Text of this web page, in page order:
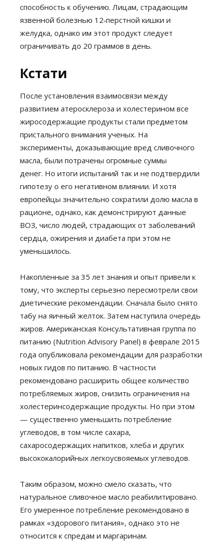
способность к обучению. Лицам, страдающим
язвенной болезнью 12‑перстной кишки и
желудка, однако им этот продукт следует
ограничивать до 20 граммов в день.
Кстати
После установления взаимосвязи между
развитием атеросклероза и холестерином все
жиросодержащие продукты стали предметом
пристального внимания ученых. На
эксперименты, доказывающие вред сливочного
масла, были потрачены огромные суммы
денег. Но итоги испытаний так и не подтвердили
гипотезу о его негативном влиянии. И хотя
европейцы значительно сократили долю масла в
рационе, однако, как демонстрируют данные
ВОЗ, число людей, страдающих от заболеваний
сердца, ожирения и диабета при этом не
уменьшилось.
Накопленные за 35 лет знания и опыт привели к
тому, что эксперты серьезно пересмотрели свои
диетические рекомендации. Сначала было снято
табу на яичный желток. Затем наступила очередь
жиров. Американская Консультативная группа по
питанию (Nutrition Advisory Panel) в феврале 2015
года опубликовала рекомендации для разработки
новых гидов по питанию. В частности
рекомендовано расширить общее количество
потребляемых жиров, снизить ограничения на
холестеринсодержащие продукты. Но при этом
— существенно уменьшить потребление
углеводов, в том числе сахара,
сахаросодержащих напитков, хлеба и других
высококалорийных легкоусвояемых углеводов.
Таким образом, можно смело сказать, что
натуральное сливочное масло реабилитировано.
Его умеренное потребление рекомендовано в
рамках «здорового питания», однако это не
относится к спредам и маргаринам.